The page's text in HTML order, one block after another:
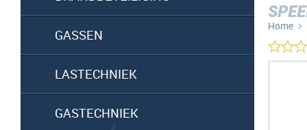
GASSEN
LASTECHNIEK
GASTECHNIEK
Home
Ga